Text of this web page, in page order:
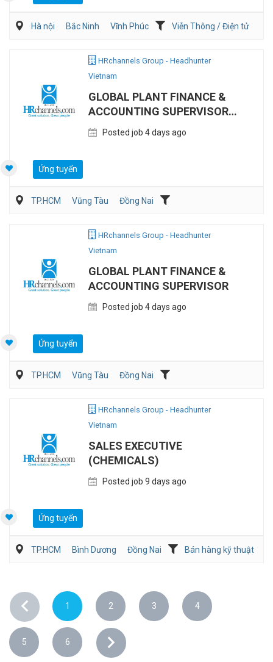
Hà nội Bắc Ninh Vĩnh Phúc
Viễn Thông / Điện tử
HRchannels Group - Headhunter
Vietnam
GLOBAL PLANT FINANCE &
ACCOUNTING SUPERVISOR
(MANUFACTURING)
Posted job 4 days ago
Ứng tuyển
TP.HCM Vũng Tàu
Đồng Nai
HRchannels Group - Headhunter
Vietnam
GLOBAL PLANT FINANCE &
ACCOUNTING SUPERVISOR
Posted job 4 days ago
Ứng tuyển
TP.HCM Vũng Tàu
Đồng Nai
HRchannels Group - Headhunter
Vietnam
SALES EXECUTIVE
(CHEMICALS)
Posted job 9 days ago
Ứng tuyển
TP.HCM Bình Dương Đồng Nai Bán hàng kỹ thuật
1 2 3 4
5 6